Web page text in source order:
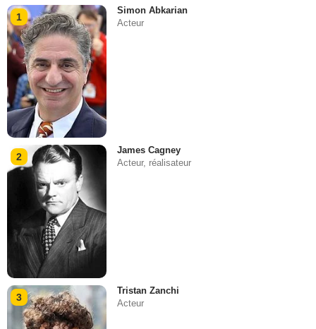
1
Simon Abkarian
Acteur
2
James Cagney
Acteur, réalisateur
3
Tristan Zanchi
Acteur